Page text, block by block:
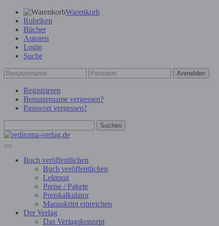
Warenkorb
Rubriken
Bücher
Autoren
Login
Suche
Anmelden
Registrieren
Benutzername vergessen?
Passwort vergessen?
Suchen
Buch veröffentlichen
Buch veröffentlichen
Lektorat
Preise / Pakete
Preiskalkulator
Manuskript einreichen
Der Verlag
Das Verlagskonzept